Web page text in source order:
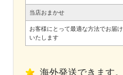
当店おまかせ
お客様にとって最適な方法でお届け
いたします
海外発送できます。